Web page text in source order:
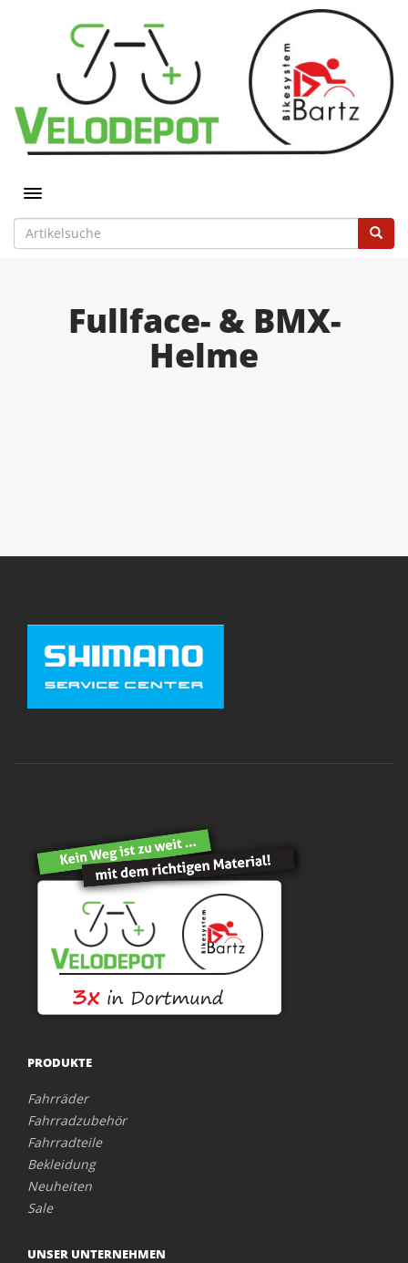
Toggle navigation
Fullface- & BMX-
Helme
PRODUKTE
Fahrräder
Fahrradzubehör
Fahrradteile
Bekleidung
Neuheiten
Sale
UNSER UNTERNEHMEN